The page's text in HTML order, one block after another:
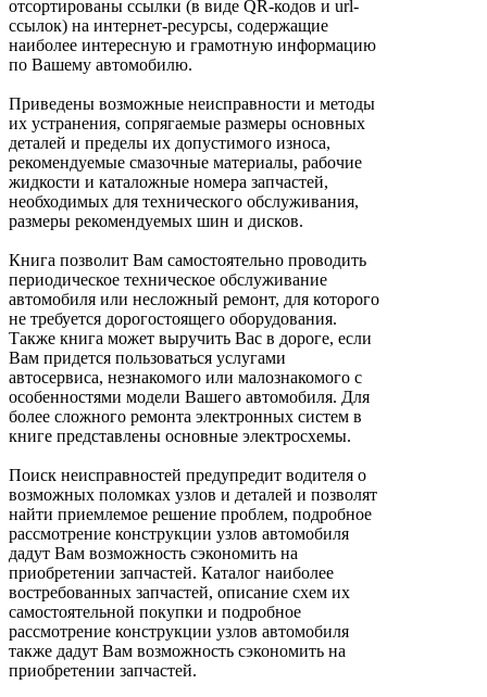
отсортированы ссылки (в виде QR-кодов и url-
ссылок) на интернет-ресурсы, содержащие
наиболее интересную и грамотную информацию
по Вашему автомобилю.
Приведены возможные неисправности и методы
их устранения, сопрягаемые размеры основных
деталей и пределы их допустимого износа,
рекомендуемые смазочные материалы, рабочие
жидкости и каталожные номера запчастей,
необходимых для технического обслуживания,
размеры рекомендуемых шин и дисков.
Книга позволит Вам самостоятельно проводить
периодическое техническое обслуживание
автомобиля или несложный ремонт, для которого
не требуется дорогостоящего оборудования.
Также книга может выручить Вас в дороге, если
Вам придется пользоваться услугами
автосервиса, незнакомого или малознакомого с
особенностями модели Вашего автомобиля. Для
более сложного ремонта электронных систем в
книге представлены основные электросхемы.
Поиск неисправностей предупредит водителя о
возможных поломках узлов и деталей и позволят
найти приемлемое решение проблем, подробное
рассмотрение конструкции узлов автомобиля
дадут Вам возможность сэкономить на
приобретении запчастей. Каталог наиболее
востребованных запчастей, описание схем их
самостоятельной покупки и подробное
рассмотрение конструкции узлов автомобиля
также дадут Вам возможность сэкономить на
приобретении запчастей.